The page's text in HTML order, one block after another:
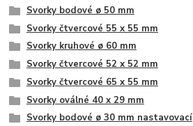
Svorky bodové ø 50 mm
Svorky čtvercové 55 x 55 mm
Svorky kruhové ø 60 mm
Svorky čtvercové 52 x 52 mm
Svorky čtvercové 65 x 55 mm
Svorky oválné 40 x 29 mm
Svorky bodové ø 30 mm nastavovací